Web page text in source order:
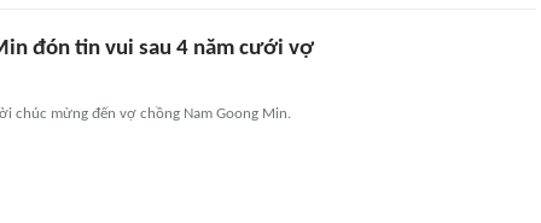
đón tin vui sau 4 năm cưới vợ
chúc mừng đến vợ chồng Nam Goong Min.